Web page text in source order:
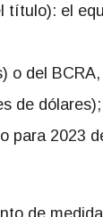
título): el
o del
de dólares);
para 2023
de